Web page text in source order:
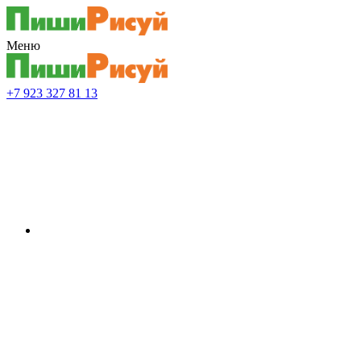
Меню
+7 923 327 81 13